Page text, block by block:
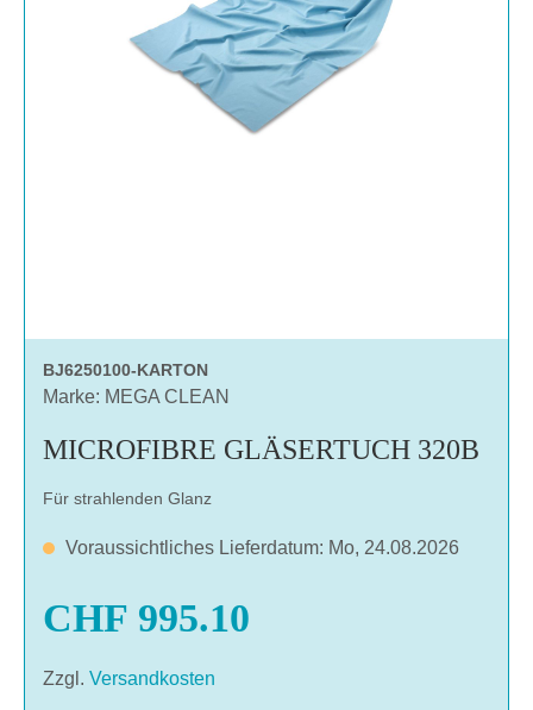
BJ6250100-KARTON
Marke: MEGA CLEAN
MICROFIBRE GLÄSERTUCH 320B
Für strahlenden Glanz
Voraussichtliches Lieferdatum: Mo, 24.08.2026
CHF 995.10
Zzgl. Versandkosten